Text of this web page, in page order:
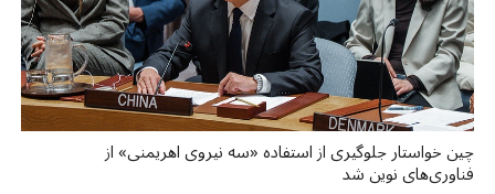
چین خواستار جلوگیری از استفاده «سه نیروی اهریمنی» از
فناوری‌های نوین شد